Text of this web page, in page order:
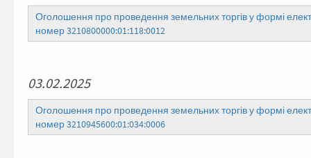
Оголошення про проведення земельних торгів у формі
номер 3210800000:01:118:0012
03.02.2025
Оголошення про проведення земельних торгів у формі
номер 3210945600:01:034:0006